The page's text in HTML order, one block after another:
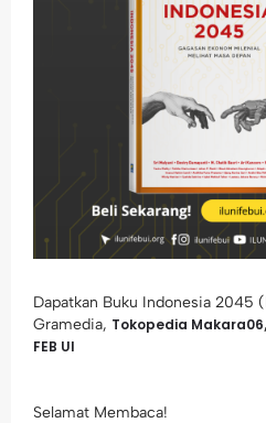
Dapatkan Buku Indonesia 2045
Gramedia, Tokopedia Makara06,
FEB UI
Selamat Membaca!